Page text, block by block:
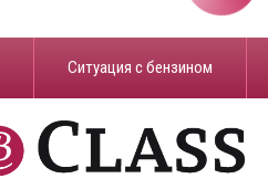
​Ситуация с бензином